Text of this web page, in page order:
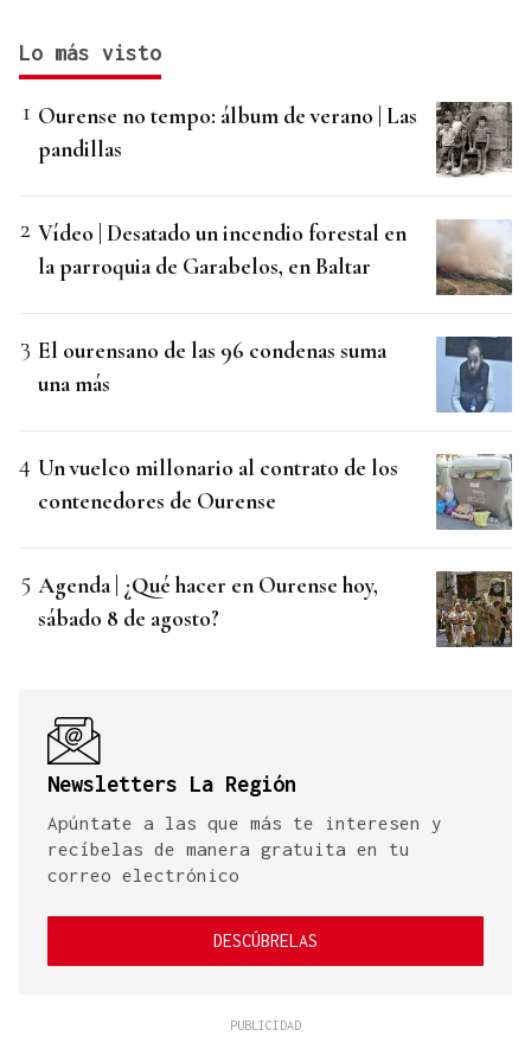
Lo más visto
Ourense no tempo: álbum de verano | Las
pandillas
Vídeo | Desatado un incendio forestal en
la parroquia de Garabelos, en Baltar
El ourensano de las 96 condenas suma
una más
Un vuelco millonario al contrato de los
contenedores de Ourense
Agenda | ¿Qué hacer en Ourense hoy,
sábado 8 de agosto?
Newsletters La Región
Apúntate a las que más te interesen y
recíbelas de manera gratuita en tu
correo electrónico
DESCÚBRELAS